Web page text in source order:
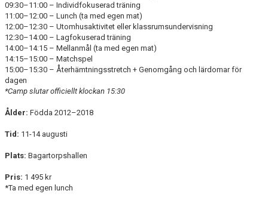
KÖP BILJETTER
SHOP
AIK.SE
09:30–11:00 – Individfokuserad träning
11:00–12:00 – Lunch (ta med egen mat)
12:00–12:30 – Utomhusaktivitet eller klassrumsundervisning
12:30–14:00 – Lagfokuserad träning
14:00–14:15 – Mellanmål (ta med egen mat)
14:15–15:00 – Matchspel
15:00–15:30 – Återhämtningsstretch + Genomgång och lärdomar för
dagen
*Camp slutar officiellt klockan 15:30
Ålder: Födda 2012–2018
Tid: 11-14 augusti
Plats: Bagartorpshallen
Pris: 1 495 kr
*Ta med egen lunch